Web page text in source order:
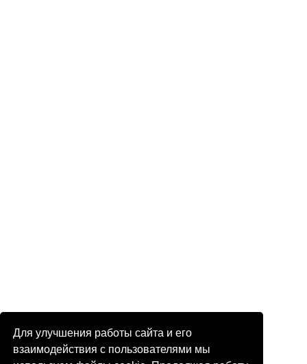
Для улучшения работы сайта и его
взаимодействия с пользователями мы